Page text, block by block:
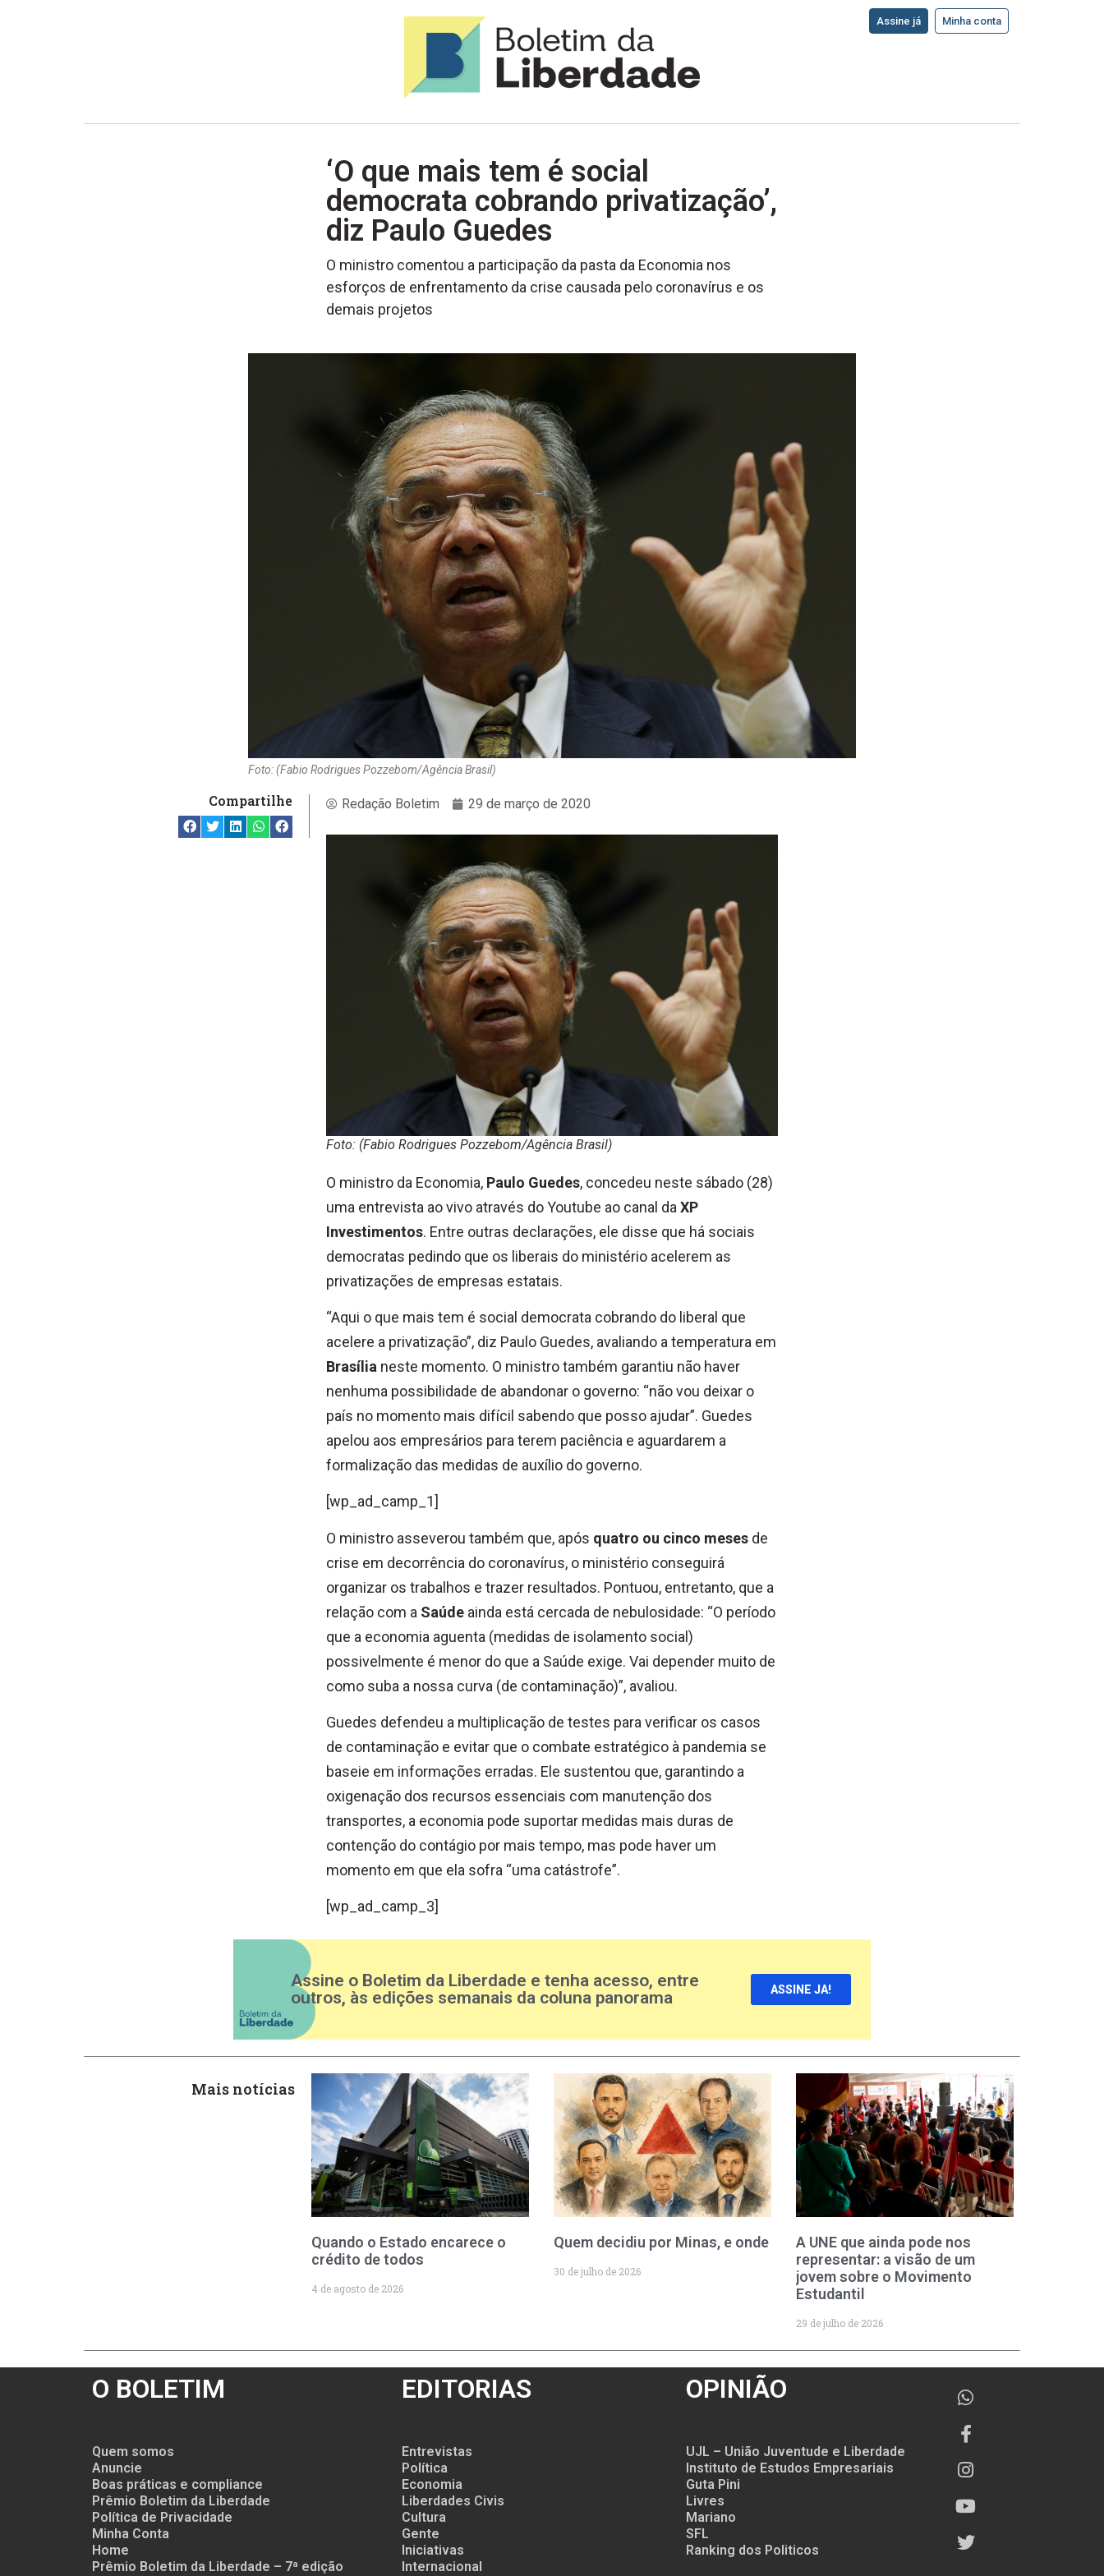
Assine já Minha conta
‘O que mais tem é social
democrata cobrando privatização’,
diz Paulo Guedes
O ministro comentou a participação da pasta da Economia nos
esforços de enfrentamento da crise causada pelo coronavírus e os
demais projetos
Foto: (Fabio Rodrigues Pozzebom/Agência Brasil)
Compartilhe Redação Boletim 29 de março de 2020
Foto: (Fabio Rodrigues Pozzebom/Agência Brasil)
O ministro da Economia, Paulo Guedes, concedeu neste sábado (28)
uma entrevista ao vivo através do Youtube ao canal da XP
Investimentos. Entre outras declarações, ele disse que há sociais
democratas pedindo que os liberais do ministério acelerem as
privatizações de empresas estatais.
“Aqui o que mais tem é social democrata cobrando do liberal que
acelere a privatização”, diz Paulo Guedes, avaliando a temperatura em
Brasília neste momento. O ministro também garantiu não haver
nenhuma possibilidade de abandonar o governo: “não vou deixar o
país no momento mais difícil sabendo que posso ajudar”. Guedes
apelou aos empresários para terem paciência e aguardarem a
formalização das medidas de auxílio do governo.
[wp_ad_camp_1]
O ministro asseverou também que, após quatro ou cinco meses de
crise em decorrência do coronavírus, o ministério conseguirá
organizar os trabalhos e trazer resultados. Pontuou, entretanto, que a
relação com a Saúde ainda está cercada de nebulosidade: “O período
que a economia aguenta (medidas de isolamento social)
possivelmente é menor do que a Saúde exige. Vai depender muito de
como suba a nossa curva (de contaminação)”, avaliou.
Guedes defendeu a multiplicação de testes para verificar os casos
de contaminação e evitar que o combate estratégico à pandemia se
baseie em informações erradas. Ele sustentou que, garantindo a
oxigenação dos recursos essenciais com manutenção dos
transportes, a economia pode suportar medidas mais duras de
contenção do contágio por mais tempo, mas pode haver um
momento em que ela sofra “uma catástrofe”.
[wp_ad_camp_3]
Assine o Boletim da Liberdade e tenha acesso, entre
outros, às edições semanais da coluna panorama
ASSINE JA!
Mais notícias
Quando o Estado encarece o
crédito de todos
4 de agosto de 2026
Quem decidiu por Minas, e onde
30 de julho de 2026
A UNE que ainda pode nos
representar: a visão de um
jovem sobre o Movimento
Estudantil
29 de julho de 2026
O BOLETIM
Quem somos
Anuncie
Boas práticas e compliance
Prêmio Boletim da Liberdade
Política de Privacidade
Minha Conta
Home
Prêmio Boletim da Liberdade – 7ª edição
EDITORIAS
Entrevistas
Política
Economia
Liberdades Civis
Cultura
Gente
Iniciativas
Internacional
OPINIÃO
UJL – União Juventude e Liberdade
Instituto de Estudos Empresariais
Guta Pini
Livres
Mariano
SFL
Ranking dos Politicos